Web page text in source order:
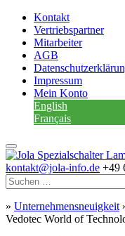
Kontakt
Vertriebspartner
Mitarbeiter
AGB
Impressum
Mein Konto
English
Français
kontakt@jola-info.de +49
» Unternehmensneuigkeit
Vedotec World of